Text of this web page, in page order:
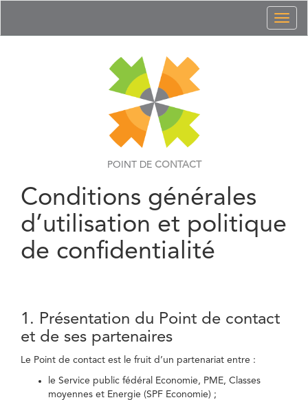
POINT DE CONTACT
Conditions générales
d’utilisation et politique
de confidentialité
1. Présentation du Point de contact
et de ses partenaires
Le Point de contact est le fruit d’un partenariat entre :
le Service public fédéral Economie, PME, Classes
moyennes et Energie (SPF Economie) ;